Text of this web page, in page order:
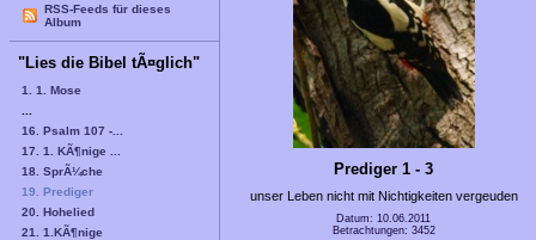
RSS-Feeds für dieses
Album
"Lies die Bibel tÃ¤glich"
1. 1. Mose
16. Psalm 107 -...
17. 1. KÃ¶nige ...
18. SprÃ¼che
19. Prediger
20. Hohelied
21. 1.KÃ¶nige
Prediger 1 - 3
unser Leben nicht mit Nichtigkeiten vergeuden
Datum: 10.06.2011
Betrachtungen: 3452